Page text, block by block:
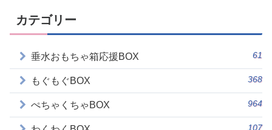
カテゴリー
垂水おもちゃ箱応援BOX 61
もぐもぐBOX 368
ぺちゃくちゃBOX 964
107